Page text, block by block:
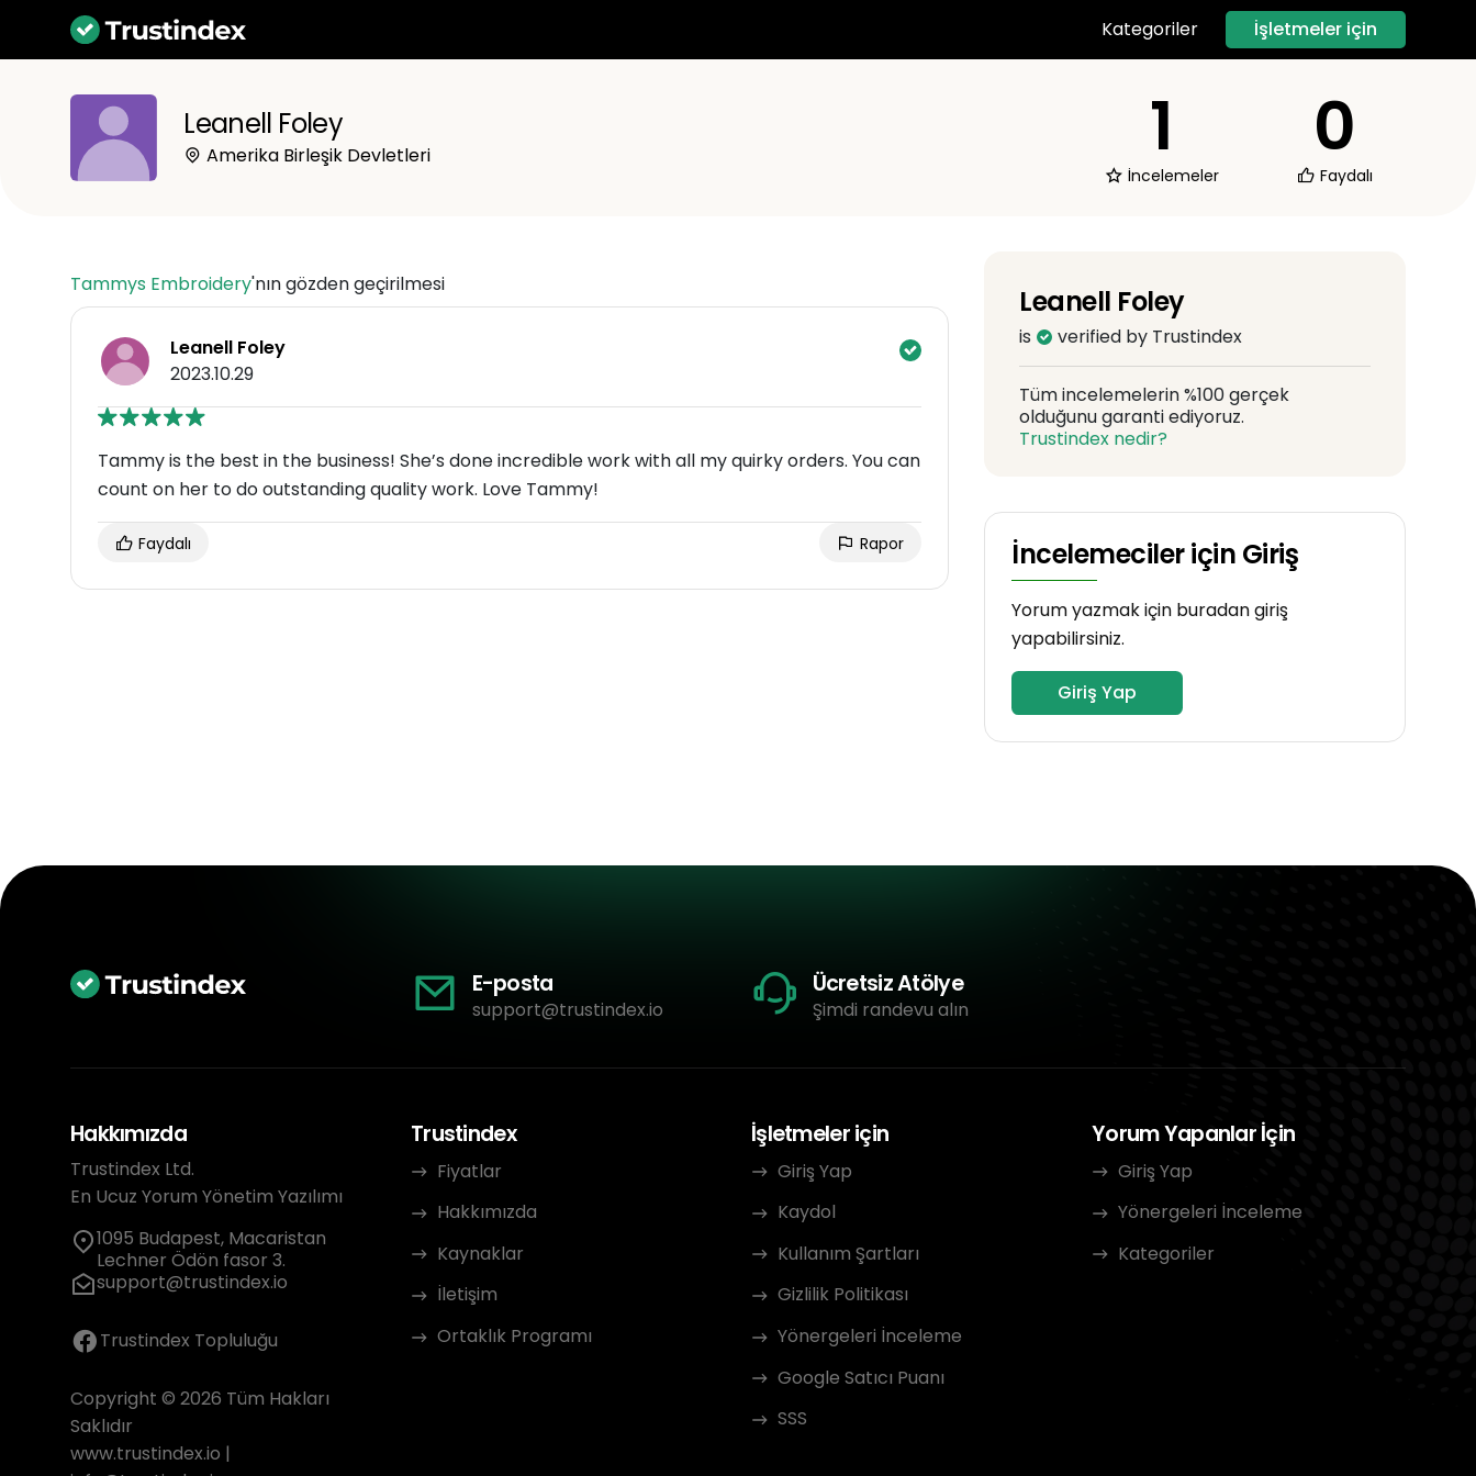
Kategoriler İşletmeler için
Leanell Foley
Amerika Birleşik Devletleri 1
İncelemeler
0
Faydalı
Tammys Embroidery'nın gözden geçirilmesi
Leanell Foley
2023.10.29
Tammy is the best in the business! She’s done incredible work with all my quirky orders. You can
count on her to do outstanding quality work. Love Tammy!
Faydalı Rapor
Leanell Foley
is verified by Trustindex
Tüm incelemelerin %100 gerçek
olduğunu garanti ediyoruz.
Trustindex nedir?
İncelemeciler için Giriş
Yorum yazmak için buradan giriş
yapabilirsiniz.
Giriş Yap
E-posta
support@trustindex.io
Ücretsiz Atölye
Şimdi randevu alın
Hakkımızda
Trustindex Ltd.
En Ucuz Yorum Yönetim Yazılımı
1095 Budapest, Macaristan
Lechner Ödön fasor 3.
support@trustindex.io
Trustindex Topluluğu
Copyright © 2026 Tüm Hakları
Saklıdır
www.trustindex.io |
Trustindex
Fiyatlar
Hakkımızda
Kaynaklar
İletişim
Ortaklık Programı
İşletmeler için
Giriş Yap
Kaydol
Kullanım Şartları
Gizlilik Politikası
Yönergeleri İnceleme
Google Satıcı Puanı
SSS
Yorum Yapanlar İçin
Giriş Yap
Yönergeleri İnceleme
Kategoriler